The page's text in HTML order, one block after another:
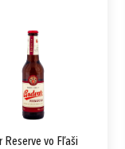
Reserve vo Fľaši